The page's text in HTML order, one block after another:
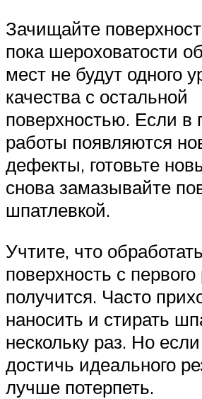
Зачищайте
пока шероховатости
мест не будут одного
качества с остальной
поверхностью. Если в
работы появляются
дефекты, готовьте
снова замазывайте
шпатлевкой.
Учтите, что обработать
поверхность с
получится. Часто
наносить и стирать
нескольку раз. Но
достичь идеального
лучше потерпеть.